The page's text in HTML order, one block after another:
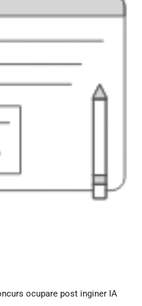
ocupare post inginer IA